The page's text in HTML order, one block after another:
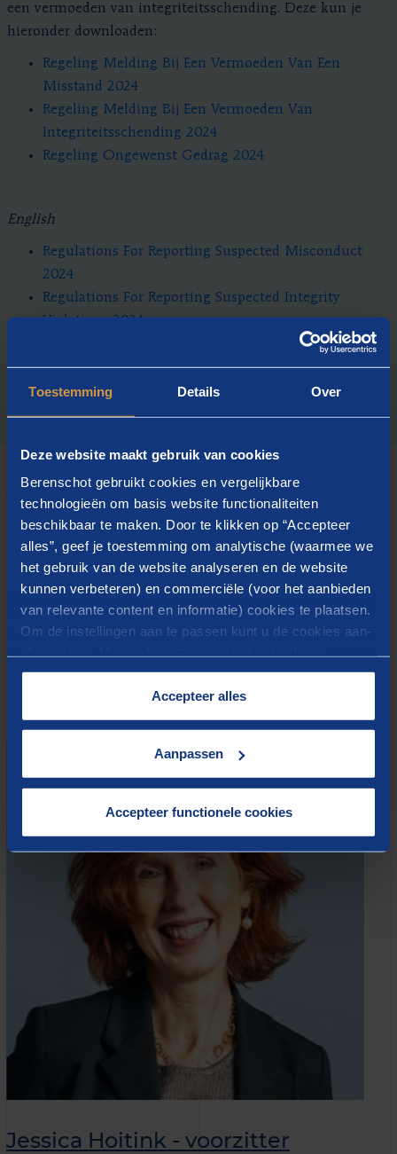
Toestemming Details Over
Deze website maakt gebruik van cookies
Berenschot gebruikt cookies en vergelijkbare
technologieën om basis website functionaliteiten
beschikbaar te maken. Door te klikken op “Accepteer
alles”, geef je toestemming om analytische (waarmee we
het gebruik van de website analyseren en de website
kunnen verbeteren) en commerciële (voor het aanbieden
van relevante content en informatie) cookies te plaatsen.
Om de instellingen aan te passen kunt u de cookies aan-
cookies op onze website treft u in onze
Accepteer alles
Aanpassen
Accepteer functionele cookies
een vermoeden van integriteitsschending. Deze kun je
hieronder downloaden:
Regeling Melding Bij Een Vermoeden Van Een
Misstand 2024
Regeling Melding Bij Een Vermoeden Van
Integriteitsschending 2024
Regeling Ongewenst Gedrag 2024
English
Regulations For Reporting Suspected Misconduct
2024
Regulations For Reporting Suspected Integrity
Violations 2024
Regulations For Inappropriate Conduct 2024
Wie zijn wij?
De onafhankelijke integriteitscommissie wordt gevormd
door drie externe experts, Jessica Hoitink, Klaartje Thierry
en Eugène van der Heijden. De Commissie wordt
ondersteund doorRonald van der MarkenMilan
Terwisschavanuit Berenschot. Zij hebben ervaring met het
ondersteunen van commissies.
Jessica Hoitink - voorzitter